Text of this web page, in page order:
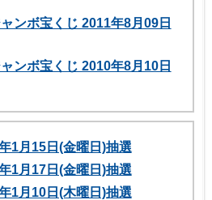
ンボ宝くじ 2011年8月09日
ンボ宝くじ 2010年8月10日
1月15日(金曜日)抽選
1月17日(金曜日)抽選
1月10日(木曜日)抽選